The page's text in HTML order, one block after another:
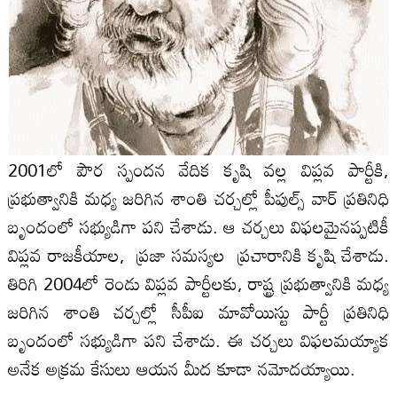
2001లో పౌర స్పందన వేదిక కృషి వల్ల విప్లవ పార్టీకి,
ప్రభుత్వానికి మధ్య జరిగిన శాంతి చర్చల్లో పీపుల్స్ వార్ ప్రతినిధి
బృందంలో సభ్యుడిగా పని చేశాడు. ఆ చర్చలు విఫలమైనప్పటికీ
విప్లవ రాజకీయాల, ప్రజా సమస్యల ప్రచారానికి కృషి చేశాడు.
తిరిగి 2004లో రెండు విప్లవ పార్టీలకు, రాష్ట్ర ప్రభుత్వానికి మధ్య
జరిగిన శాంతి చర్చల్లో సీపీఐ మావోయిస్టు పార్టీ ప్రతినిధి
బృందంలో సభ్యుడిగా పని చేశాడు. ఈ చర్చలు విఫలమయ్యాక
అనేక అక్రమ కేసులు ఆయన మీద కూడా నమోదయ్యాయి.